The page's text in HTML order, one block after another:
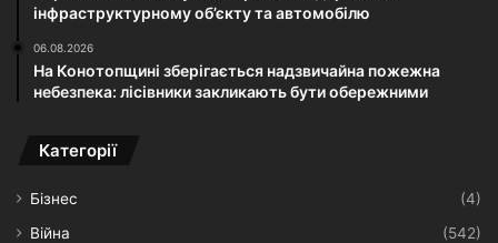
інфраструктурному об’єкту та автомобілю
06.08.2026
На Конотопщині зберігається надзвичайна пожежна
небезпека: лісівники закликають бути обережними
Категорії
Бізнес
(4)
Війна
(542)